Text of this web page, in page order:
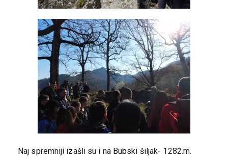
Naj spremniji izašli su i na Bubski šiljak- 1282.m.